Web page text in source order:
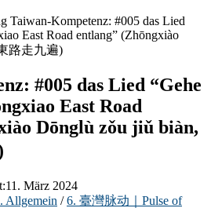
#005 das Lied “Gehe
East Road
Dōnglù zǒu jiǔ biàn,
11. März 2024
Allgemein / 6. 臺灣脉动｜Pulse of